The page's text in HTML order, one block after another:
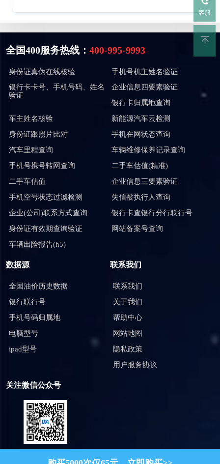
全国400服务热线： 400-995-9993
身份证真伪在线核验
手机号机主姓名验证
银行卡卡号、手机号码、姓名
验证
企业信息四要素验证
银行卡归属地查询
车主姓名核验
新能源汽车云检测
身份证跟照片比对
手机在网状态查询
汽车里程查询
车辆维修保养记录查询
手机号携号转网查询
二手车估值(精准)
二手车估值
企业信息三要素验证
手机空号状态过滤检测
失信被执行人查询
企业(公司)联系方式查询
银行卡查银行分行联行号
身份证有效期查询验证
网站备案号查询
车辆出险报告(h5)
数据源
全国油价历史数据
银行联行号
手机号码归属地
电脑型号
ipad型号
联系我们
联系我们
关于我们
帮助中心
网站地图
隐私政策
用户服务协议
关注微信公众号
客服